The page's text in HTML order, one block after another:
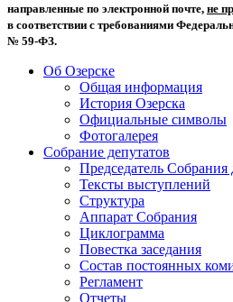
направленные по электронной почте, не
в соответствии с требованиями
№ 59-ФЗ.
Об Озерске
Общая информация
История Озерска
Официальные символы
Фотогалерея
Собрание депутатов
Председатель Собрания
Тексты выступлений
Структура
Аппарат Собрания
Циклограмма
Повестка заседания
Состав постоянных
Регламент
Отчеты